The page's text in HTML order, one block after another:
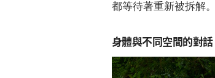
都等待著重新被拆解
身體與不同空間的對話